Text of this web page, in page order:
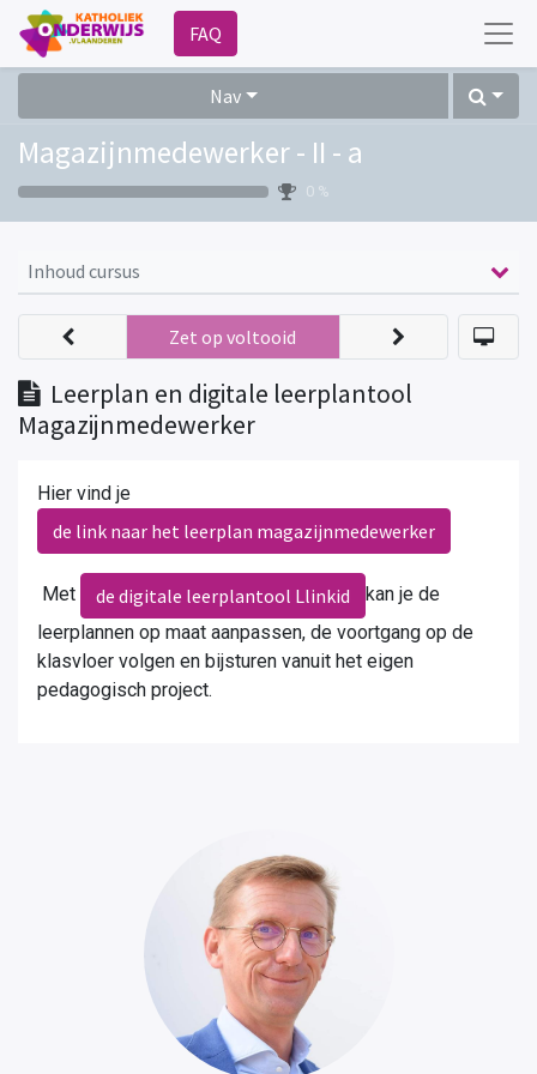
FAQ
Nav
Magazijnmedewerker - II - a
0 %
Inhoud cursus
Leerplan en digitale leerplantool
Magazijnmedewerker
Zet op voltooid
Hier vind je
de link naar het leerplan magazijnmedewerker
Met de digitale leerplantool Llinkid
kan je de
leerplannen op maat aanpassen, de voortgang op de
klasvloer volgen en bijsturen vanuit het eigen
pedagogisch project.